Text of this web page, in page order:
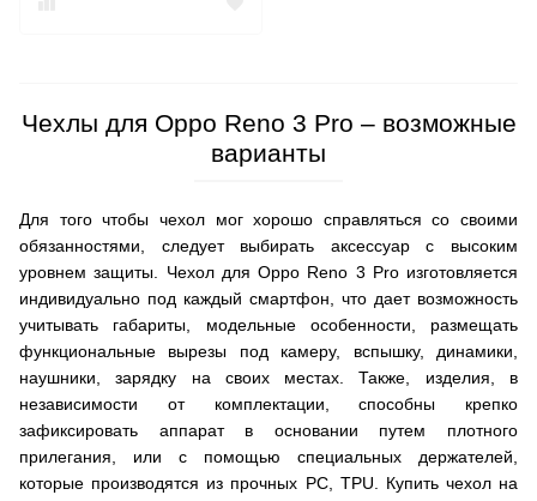
Чехлы для Oppo Reno 3 Pro – возможные
варианты
Для того чтобы чехол мог хорошо справляться со своими
обязанностями, следует выбирать аксессуар с высоким
уровнем защиты. Чехол для Oppo Reno 3 Pro изготовляется
индивидуально под каждый смартфон, что дает возможность
учитывать габариты, модельные особенности, размещать
функциональные вырезы под камеру, вспышку, динамики,
наушники, зарядку на своих местах. Также, изделия, в
независимости от комплектации, способны крепко
зафиксировать аппарат в основании путем плотного
прилегания, или с помощью специальных держателей,
которые производятся из прочных PC, TPU. Купить чехол на